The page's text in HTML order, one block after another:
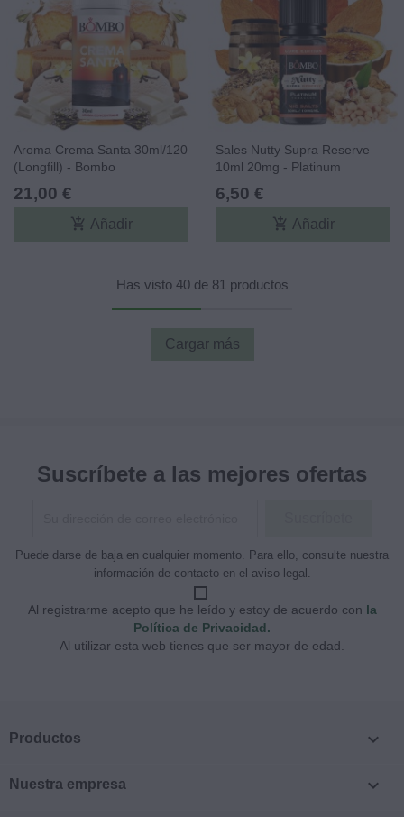
Aroma Crema Santa 30ml/120
(Longfill) - Bombo
21,00 €
add_shopping_cart Añadir
Sales Nutty Supra Reserve
10ml 20mg - Platinum
Tobaccos By Bombo Core
Edition
6,50 €
add_shopping_cart Añadir
Has visto 40 de 81 productos
Cargar más
Suscríbete a las mejores ofertas
Puede darse de baja en cualquier momento. Para ello, consulte nuestra
información de contacto en el aviso legal.
Al registrarme acepto que he leído y estoy de acuerdo con la
Política de Privacidad.
Al utilizar esta web tienes que ser mayor de edad.
Productos 
Nuestra empresa 